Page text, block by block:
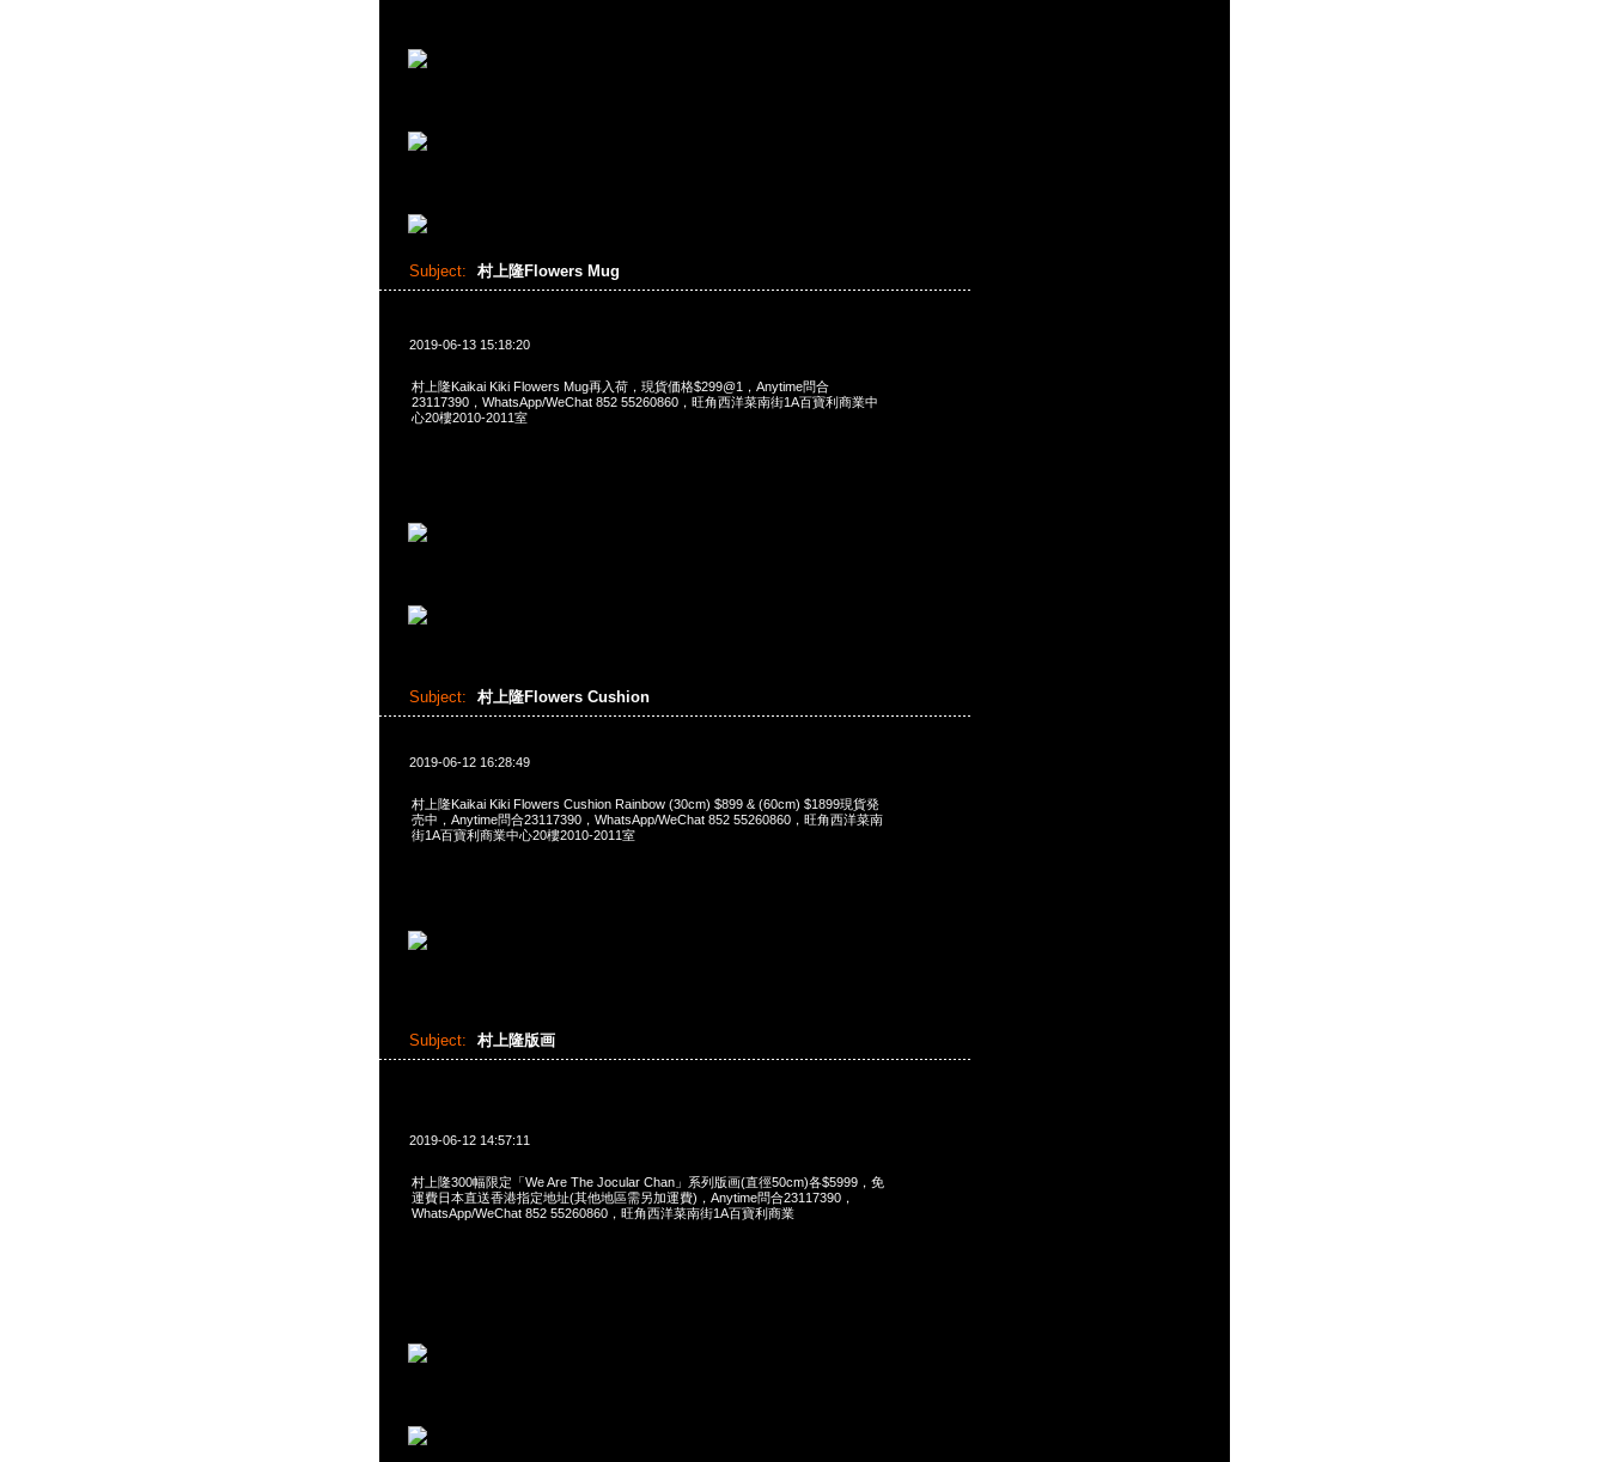
Subject: 村上隆Flowers Mug
2019-06-13 15:18:20
村上隆Kaikai Kiki Flowers Mug再入荷，現貨価格$299@1，Anytime問合
23117390，WhatsApp/WeChat 852 55260860，旺角西洋菜南街1A百寶利商業中
心20樓2010-2011室
Subject: 村上隆Flowers Cushion
2019-06-12 16:28:49
村上隆Kaikai Kiki Flowers Cushion Rainbow (30cm) $899 & (60cm) $1899現貨発
売中，Anytime問合23117390，WhatsApp/WeChat 852 55260860，旺角西洋菜南
街1A百寶利商業中心20樓2010-2011室
Subject: 村上隆版画
2019-06-12 14:57:11
村上隆300幅限定「We Are The Jocular Chan」系列版画(直徑50cm)各$5999，免
運費日本直送香港指定地址(其他地區需另加運費)，Anytime問合23117390，
WhatsApp/WeChat 852 55260860，旺角西洋菜南街1A百寶利商業